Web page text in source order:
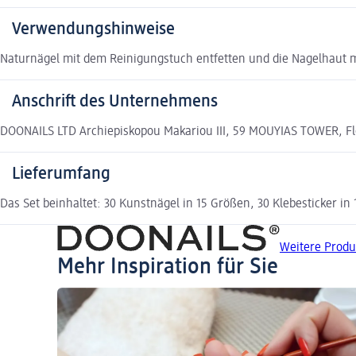
Verwendungshinweise
Naturnägel mit dem Reinigungstuch entfetten und die Nagelhaut
Anschrift des Unternehmens
DOONAILS LTD Archiepiskopou Makariou III, 59 MOUYIAS
Lieferumfang
Das Set beinhaltet: 30 Kunstnägel in 15 Größen, 30 Klebesticker
Weitere
Mehr Inspiration für Sie